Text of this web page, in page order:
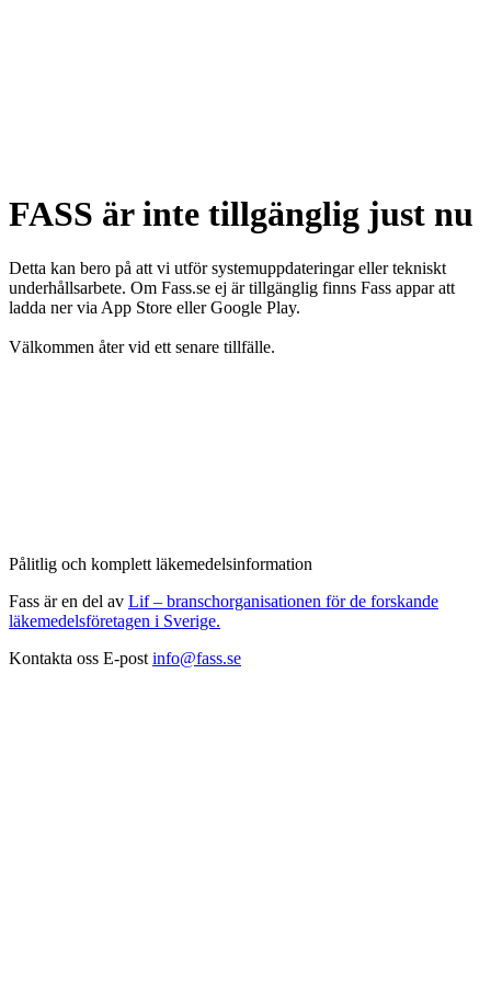
FASS är inte tillgänglig just nu
Detta kan bero på att vi utför systemuppdateringar eller tekniskt
underhållsarbete. Om Fass.se ej är tillgänglig finns Fass appar att
ladda ner via App Store eller Google Play.
Välkommen åter vid ett senare tillfälle.
Pålitlig och komplett läkemedelsinformation
Fass är en del av Lif – branschorganisationen för de forskande
läkemedelsföretagen i Sverige.
Kontakta oss E-post info@fass.se